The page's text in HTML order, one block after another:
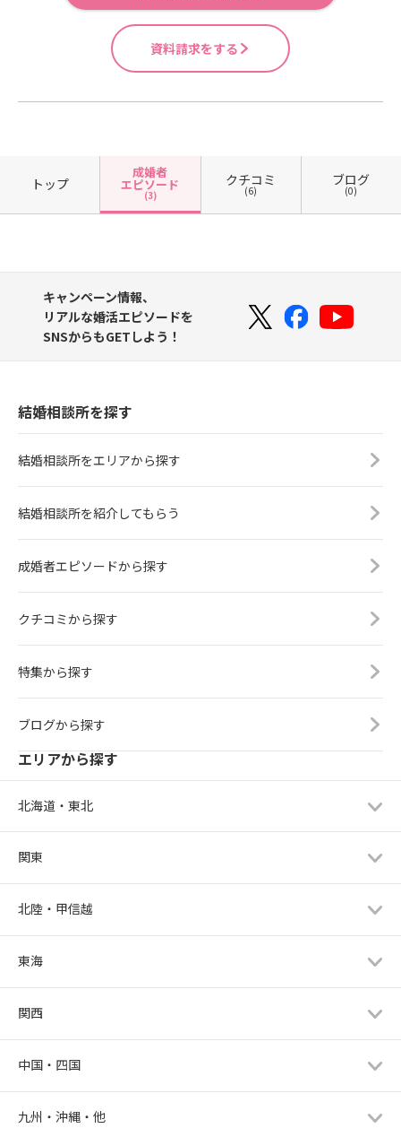
資料請求をする
トップ
成婚者
エピソード
(3)
クチコミ
(6)
ブログ
(0)
キャンペーン情報、
リアルな婚活エピソードを
SNSからもGETしよう！
結婚相談所を探す
結婚相談所をエリアから探す
結婚相談所を紹介してもらう
成婚者エピソードから探す
クチコミから探す
特集から探す
ブログから探す
エリアから探す
北海道・東北
関東
北陸・甲信越
東海
関西
中国・四国
九州・沖縄・他